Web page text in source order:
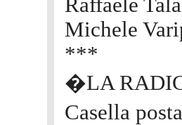
Raffaele
Michele
***
�LA
Casella